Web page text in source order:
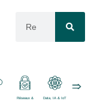
Réseaux & Data, IA & IoT